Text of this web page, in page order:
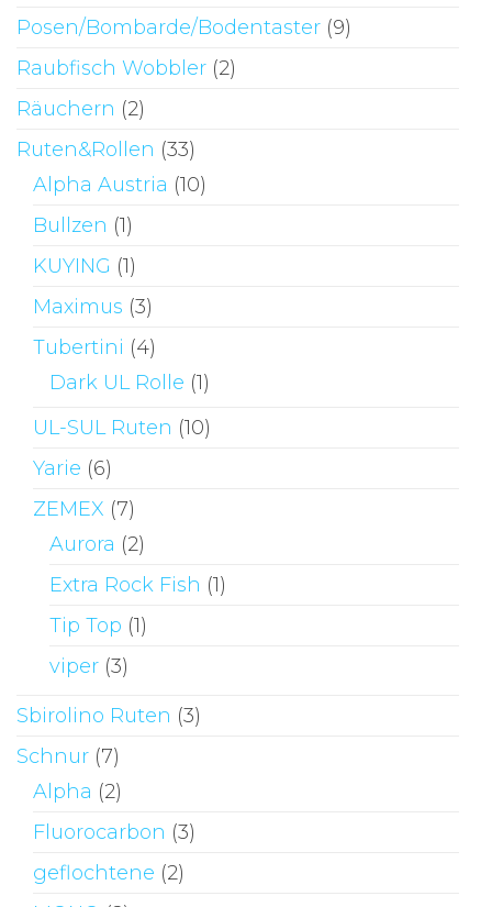
Posen/Bombarde/Bodentaster (9)
Raubfisch Wobbler (2)
Räuchern (2)
Ruten&Rollen (33)
Alpha Austria (10)
Bullzen (1)
KUYING (1)
Maximus (3)
Tubertini (4)
Dark UL Rolle (1)
UL-SUL Ruten (10)
Yarie (6)
ZEMEX (7)
Aurora (2)
Extra Rock Fish (1)
Tip Top (1)
viper (3)
Sbirolino Ruten (3)
Schnur (7)
Alpha (2)
Fluorocarbon (3)
geflochtene (2)